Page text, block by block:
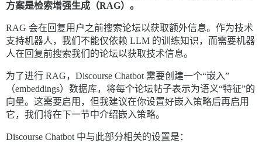
方案是检索增强生成（RAG）。
RAG 会在回复用户之前搜索论坛以获取额外信息。作为技术
支持机器人，我们不能仅依赖 LLM 的训练知识，而需要机器
人在回复前搜索我们的论坛以获取技术信息。
为了进行 RAG，Discourse Chatbot 需要创建一个“嵌入”
（embeddings）数据库，将每个论坛帖子表示为语义“特征”的
向量。这需要启用，但我建议在你设置好嵌入策略后再启用
它，我们将在下一节中介绍嵌入策略。
Discourse Chatbot 中与此部分相关的设置是：